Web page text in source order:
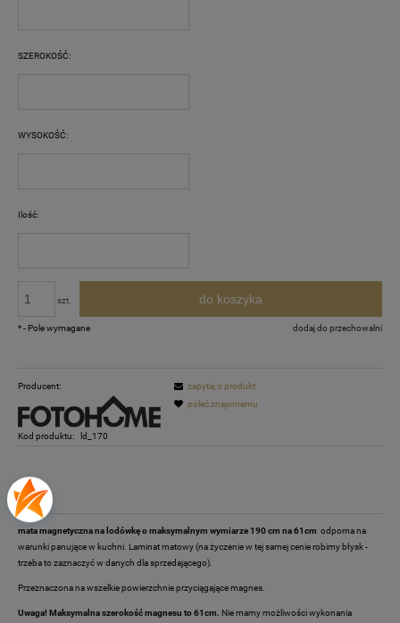
SZEROKOŚĆ:
WYSOKOŚĆ:
Ilość:
szt. do koszyka
dodaj do przechowalni
*- Pole wymagane
Producent:
Kod produktu: ld_170
zapytaj o produkt
poleć znajomemu
Opis
mata magnetyczna na lodówkę o maksymalnym wymiarze 190 cm na 61cm odporna na
warunki panujące w kuchni. Laminat matowy (na życzenie w tej samej cenie robimy błysk -
trzeba to zaznaczyć w danych dla sprzedającego).
Przeznaczona na wszelkie powierzchnie przyciągające magnes.
Uwaga! Maksymalna szerokość magnesu to 61cm. Nie mamy możliwości wykonania